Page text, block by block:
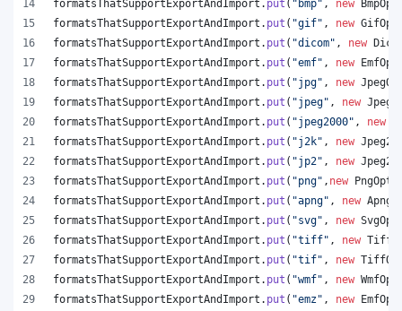
formatsThatSupportExportAndImport . put ( "bmp" , new
formatsThatSupportExportAndImport . put ( "gif" , new
formatsThatSupportExportAndImport . put ( "dicom" , new
formatsThatSupportExportAndImport . put ( "emf" , new
formatsThatSupportExportAndImport . put ( "jpg" , new
formatsThatSupportExportAndImport . put ( "jpeg" , new
formatsThatSupportExportAndImport . put ( "jpeg2000" , new
formatsThatSupportExportAndImport . put ( "j2k" , new
formatsThatSupportExportAndImport . put ( "jp2" , new
formatsThatSupportExportAndImport . put ( "png" , new
formatsThatSupportExportAndImport . put ( "apng" , new
formatsThatSupportExportAndImport . put ( "svg" , new
formatsThatSupportExportAndImport . put ( "tiff" , new
formatsThatSupportExportAndImport . put ( "tif" , new
formatsThatSupportExportAndImport . put ( "wmf" , new
formatsThatSupportExportAndImport . put ( "emz" , new